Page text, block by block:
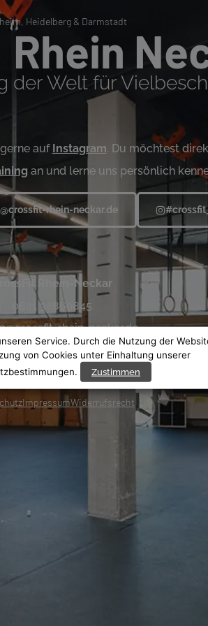
Heidelberg & Darmstadt
der Welt für
auf Instagram. Du möchtest
an und lerne uns persönlich
rhein-neckar.de
Rhein-Neckar
0621 32869845
rhein-neckar.de
Industriestrasse 39
68169 Mannheim
ImpressumWiderrufsrecht
Service. Durch die Nutzung der
von Cookies unter Einhaltung unserer
Zustimmen